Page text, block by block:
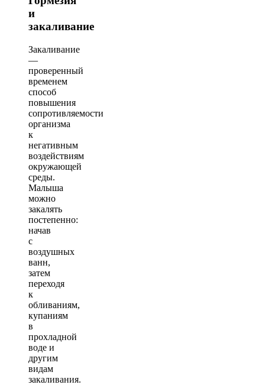
и
закаливание
Закаливание
—
проверенный
временем
способ
повышения
сопротивляемости
организма
к
негативным
воздействиям
окружающей
среды.
Малыша
можно
закалять
постепенно:
начав
с
воздушных
ванн,
затем
переходя
к
обливаниям,
купаниям
в
прохладной
воде и
другим
видам
закаливания.